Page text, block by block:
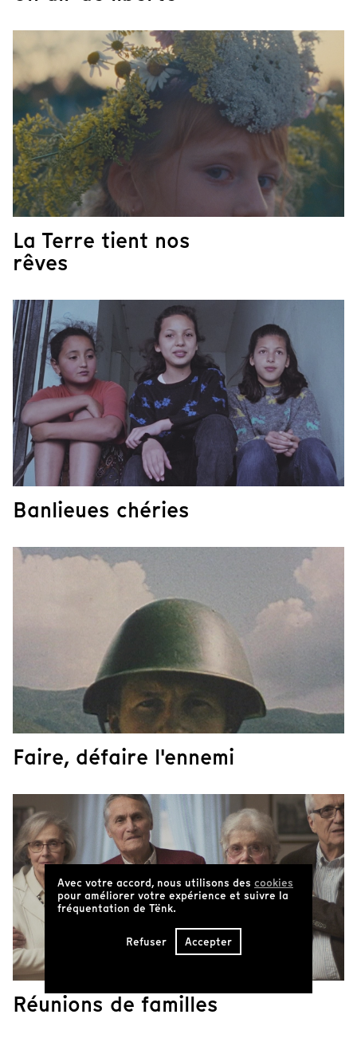
La Terre tient nos
rêves
Banlieues chéries
Faire, défaire l'ennemi
Réunions de familles
Avec votre accord, nous utilisons des cookies
pour améliorer votre expérience et suivre la
fréquentation de Tënk.
Refuser Accepter